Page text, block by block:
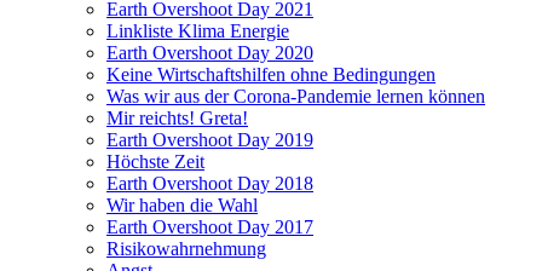
Earth Overshoot Day 2021
Linkliste Klima Energie
Earth Overshoot Day 2020
Keine Wirtschaftshilfen ohne Bedingungen
Was wir aus der Corona-Pandemie lernen können
Mir reichts! Greta!
Earth Overshoot Day 2019
Höchste Zeit
Earth Overshoot Day 2018
Wir haben die Wahl
Earth Overshoot Day 2017
Risikowahrnehmung